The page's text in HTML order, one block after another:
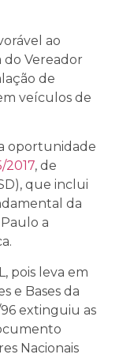
ao
do Vereador
de
veículos de
oportunidade
2017, de
que inclui
da
a
pois leva em
e Bases da
extinguiu as
Nacionais